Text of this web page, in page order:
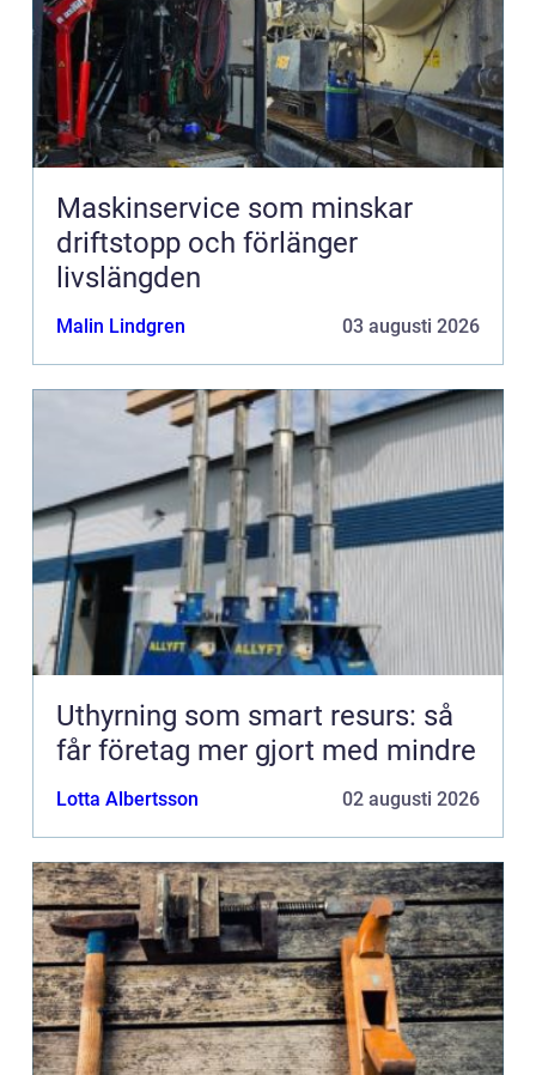
Maskinservice som minskar
driftstopp och förlänger
livslängden
Malin Lindgren 03 augusti 2026
Uthyrning som smart resurs: så
får företag mer gjort med mindre
Lotta Albertsson 02 augusti 2026